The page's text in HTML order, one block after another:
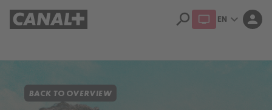
search EN expand_more person
BACK TO OVERVIEW